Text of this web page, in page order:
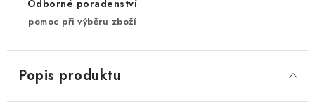
Odborné poradenství
pomoc při výběru zboží
Popis produktu